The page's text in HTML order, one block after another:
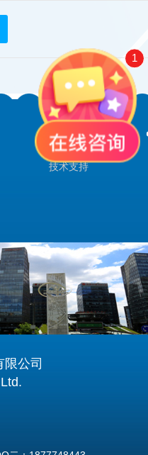
Standards Biolife
AbD Serotec
售后服务
技术支持
公司
1